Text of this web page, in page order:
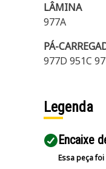
LÂMINA
977A
PÁ-
977D 951C
Legenda
Encaixe
Essa peça